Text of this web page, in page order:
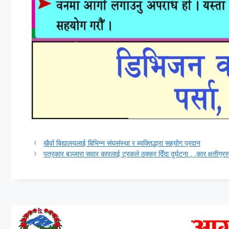
खैर्वा बिद्यालयलाई बिभिन्न संघसंस्था र ब्यक्तिद्धारा सहयोग प्रदान
पत्रकार बञ्जारा सवार कारलाई ट्रकले ठक्कर दिँदा दुर्घटना , ,कार